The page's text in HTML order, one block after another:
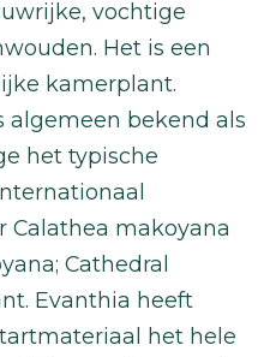
vochtige
Het is een
kamerplant.
algemeen bekend als
het typische
Calathea makoyana
Cathedral
Evanthia heeft
het hele